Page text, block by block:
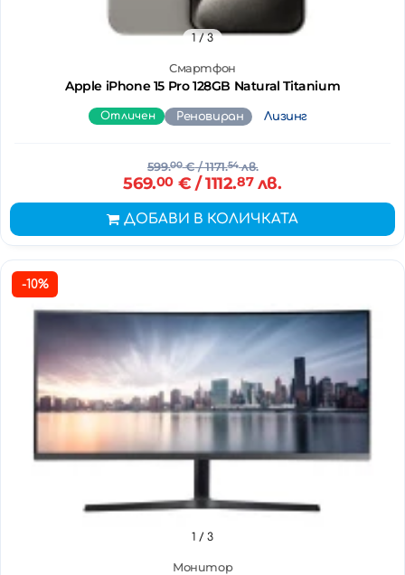
Смартфон
Apple iPhone 15 Pro 128GB Natural Titanium
1/ 3
Отличен Реновиран Лизинг
599.00€/ 1171.54лв.
569.00€ / 1112.87лв.
ДОБАВИ В КОЛИЧКАТА
-10%
Монитор
1 / 3